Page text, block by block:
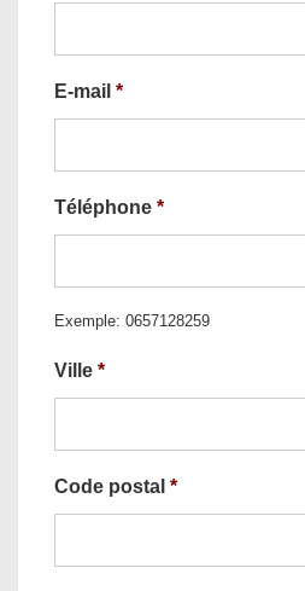
E-mail *
Téléphone *
Exemple: 0657128259
Ville *
Code postal *